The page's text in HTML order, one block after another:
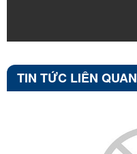
TIN TỨC LIÊN QUAN